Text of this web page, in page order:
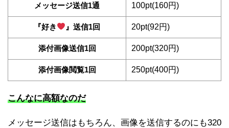
メッセージ送信1通 100pt(160円)
『好き 』送信1回 20pt(92円)
添付画像送信1回 200pt(320円)
添付画像閲覧1回 250pt(400円)
こんなに高額なのだ
メッセージ送信はもちろん、画像を送信するのにも320